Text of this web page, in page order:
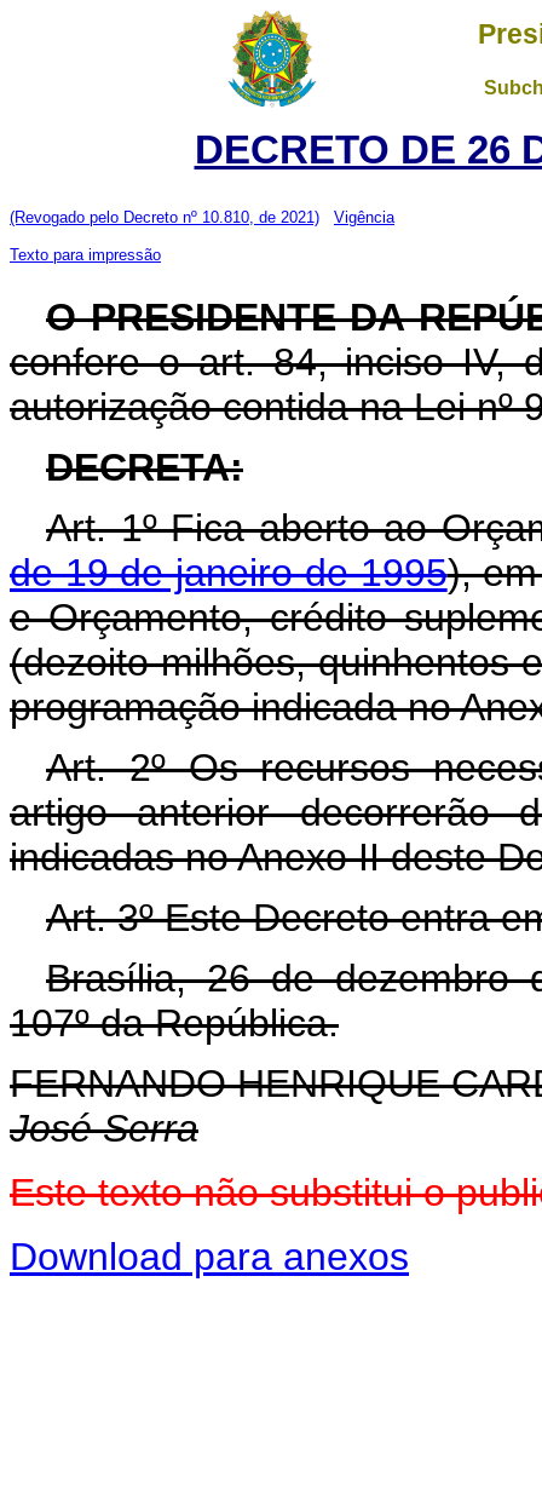
DECRETO DE 26
(Revogado pelo Decreto nº 10.810, de 2021) Vigência
Texto para impressão
O PRESIDENTE DA
confere o art. 84, inciso IV,
autorização contida na Lei nº
DECRETA:
Art. 1º Fica aberto ao
de 19 de janeiro de 1995),
e Orçamento, crédito
(dezoito milhões, quinhentos
programação indicada no
Art. 2º Os recursos
artigo anterior decorrerão
indicadas no Anexo II deste
Art. 3º Este Decreto entra
Brasília, 26 de dezembro
107º da República.
FERNANDO HENRIQUE
José Serra
Este texto não substitui o
Download para anexos